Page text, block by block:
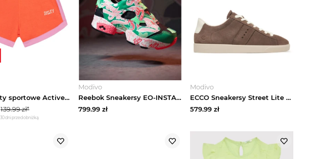
Roxy Szorty sportowe Active Teenager ERGFB03323 Pomarańczowy Regular Fit
139.99zł*
dni przed obniżką
Modivo
Reebok Sneakersy EO-INSTAPUMP FURY 94 100239571 Zielony
799.99 zł
Modivo
ECCO Sneakersy Street Lite 21280361828 Beżowy ciemny
579.99 zł